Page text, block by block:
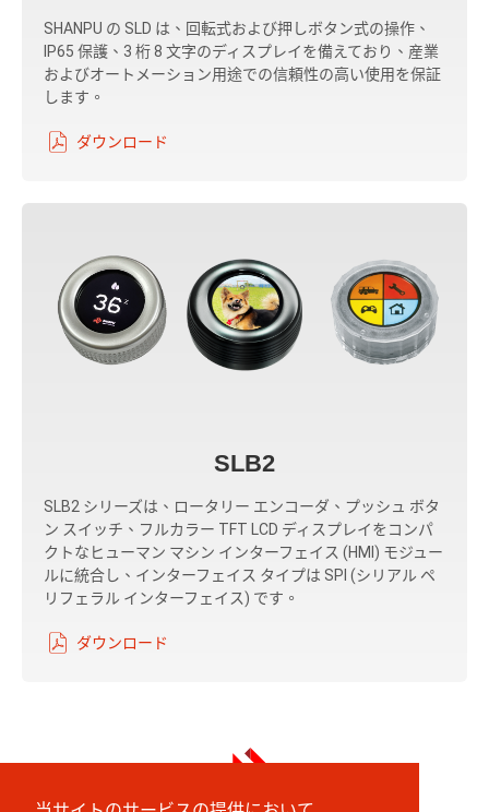
SHANPU の SLD は、回転式および押しボタン式の操作、
IP65 保護、3 桁 8 文字のディスプレイを備えており、産業
およびオートメーション用途での信頼性の高い使用を保証
します。
ダウンロード
SLB2
SLB2 シリーズは、ロータリー エンコーダ、プッシュ ボタ
ン スイッチ、フルカラー TFT LCD ディスプレイをコンパ
クトなヒューマン マシン インターフェイス (HMI) モジュー
ルに統合し、インターフェイス タイプは SPI (シリアル ペ
リフェラル インターフェイス) です。
ダウンロード